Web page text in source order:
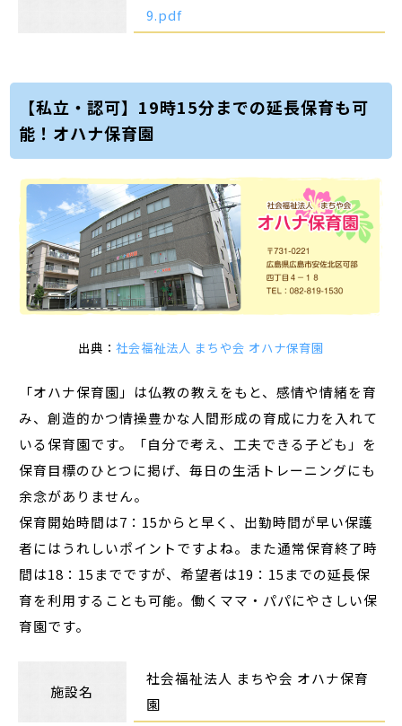
9.pdf
【私立・認可】19時15分までの延長保育も可
能！オハナ保育園
出典： 社会福祉法人 まちや会 オハナ保育園
「オハナ保育園」は仏教の教えをもと、感情や情緒を育
み、創造的かつ情操豊かな人間形成の育成に力を入れて
いる保育園です。「自分で考え、工夫できる子ども」を
保育目標のひとつに掲げ、毎日の生活トレーニングにも
余念がありません。
保育開始時間は7：15からと早く、出勤時間が早い保護
者にはうれしいポイントですよね。また通常保育終了時
間は18：15までですが、希望者は19：15までの延長保
育を利用することも可能。働くママ・パパにやさしい保
育園です。
施設名
社会福祉法人 まちや会 オハナ保育
園